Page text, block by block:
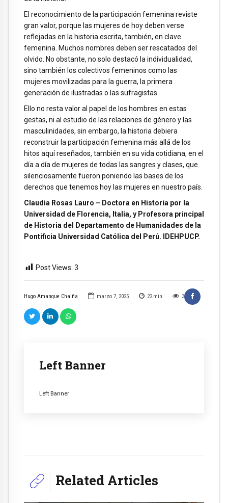
Hugo Amanque Chaiña marzo 7, 2025 22 min 3
Left Banner
Left Banner
El reconocimiento de la participación femenina reviste
gran valor, porque las mujeres de hoy deben verse
reflejadas en la historia escrita, también, en clave
femenina. Muchos nombres deben ser rescatados del
olvido. No obstante, no solo destacó la individualidad,
sino también los colectivos femeninos como las
mujeres movilizadas para la guerra, la primera
generación de ilustradas o las sufragistas.
Ello no resta valor al papel de los hombres en estas
gestas, ni al estudio de las relaciones de género y las
masculinidades, sin embargo, la historia debiera
reconstruir la participación femenina más allá de los
hitos aquí reseñados, también en su vida cotidiana, en el
día a día de mujeres de todas las sangres y clases, que
silenciosamente fueron poniendo las bases de los
derechos que tenemos hoy las mujeres en nuestro país.
Claudia Rosas Lauro – Doctora en Historia por la
Universidad de Florencia, Italia, y Profesora principal
de Historia del Departamento de Humanidades de la
Pontificia Universidad Católica del Perú. IDEHPUCP.
Post Views: 3
Related Articles